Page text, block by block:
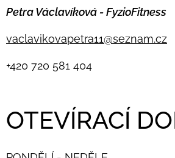
Petra Václavíková - FyzioFitness
vaclavikovapetra11@seznam.cz
+420 720 581 404
OTEVÍRACÍ